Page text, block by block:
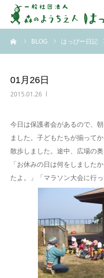
BLOG はっぴー日記
01月26日
2015.01.26
今日は保護者会があるので、
ました。子どもたちが揃って
散歩しました。途中、広場の
「お休みの日は何をしました
たよ。」「マラソン大会に行
はっぴーについて
アクセス